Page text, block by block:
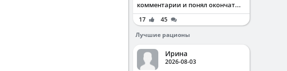
комментарии и понял окончат...
17
45
Лучшие рационы
Ирина
2026-08-03